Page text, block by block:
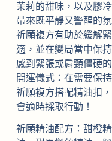
茉莉的甜味，以及膠
帶來既平靜又警醒的氛
祈願複方有助於緩解
適，並在變局當中保
感到緊張或肩頸僵硬
開運儀式：在需要保
祈願複方搭配精油扣
會適時採取行動！
祈願精油配方：甜橙